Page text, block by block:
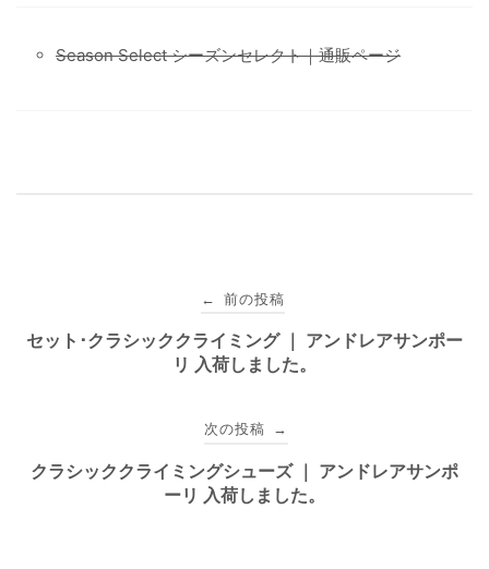
Season Select シーズンセレクト｜通販ページ
稿
ゲ
← 前の投稿
セット･クラシッククライミング ｜ アンドレアサンポー
リ 入荷しました。
次の投稿 →
クラシッククライミングシューズ ｜ アンドレアサンポ
ーリ 入荷しました。